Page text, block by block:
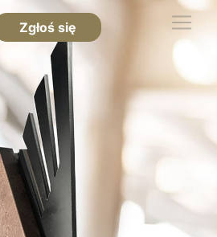
Zgłoś się